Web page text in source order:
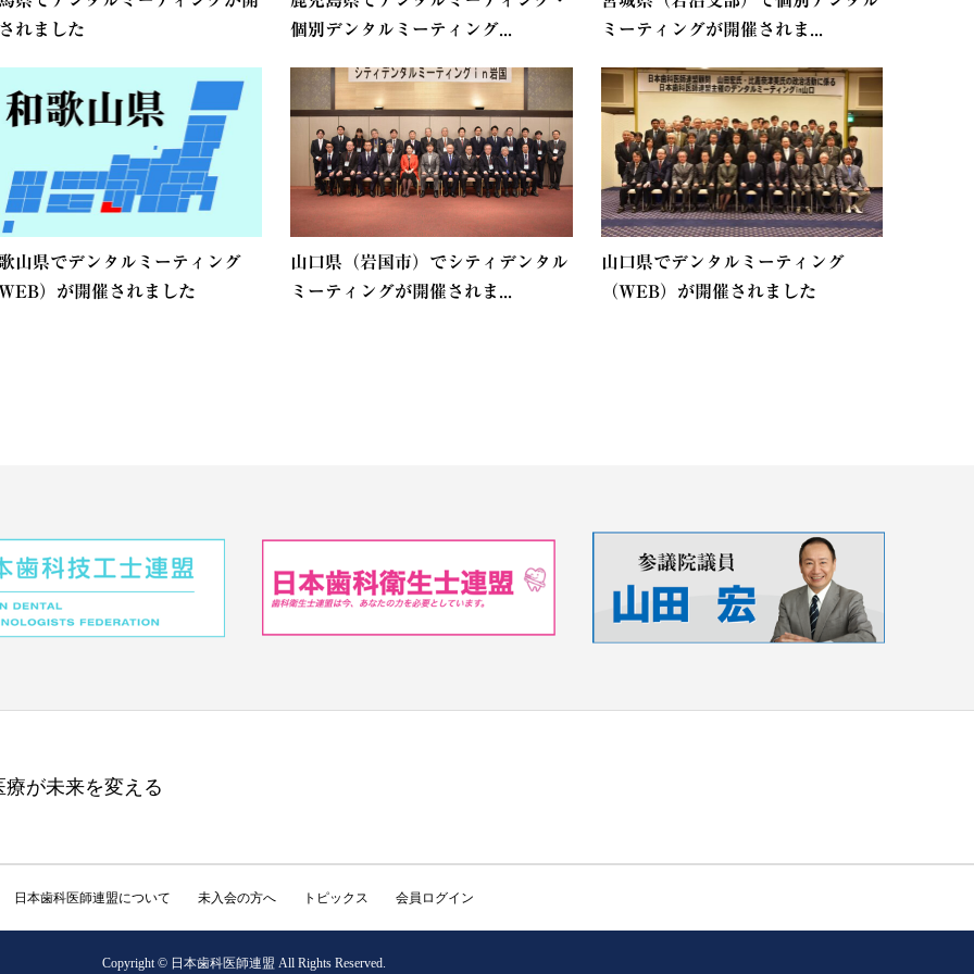
れました
個別デンタルミーティング...
ミーティングが開催されま...
山県でデンタルミーティング
WEB）が開催されました
山口県（岩国市）でシティデンタル
ミーティングが開催されま...
山口県でデンタルミーティング
（WEB）が開催されました
療が未来を変える
日本歯科医師連盟について 未入会の方へ トピックス 会員ログイン
Copyright © 日本歯科医師連盟 All Rights Reserved.